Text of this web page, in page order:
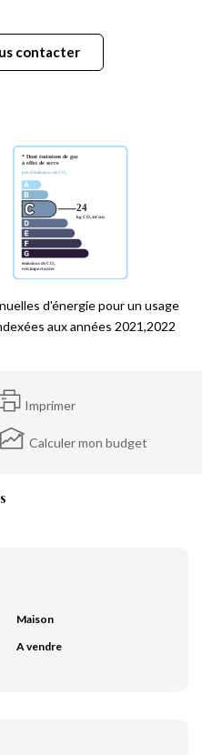
contacter
d'énergie pour un usage
aux années 2021,2022
Imprimer
Calculer mon budget
Maison
A vendre